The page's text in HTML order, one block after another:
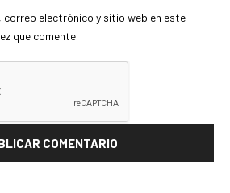
correo electrónico y sitio web en este
que comente.